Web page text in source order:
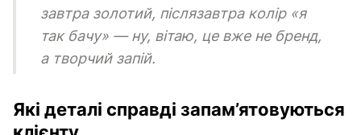
завтра золотий, післязавтра колір «я
так бачу» — ну, вітаю, це вже не бренд,
а творчий запій.
Які деталі справді запам’ятовуються